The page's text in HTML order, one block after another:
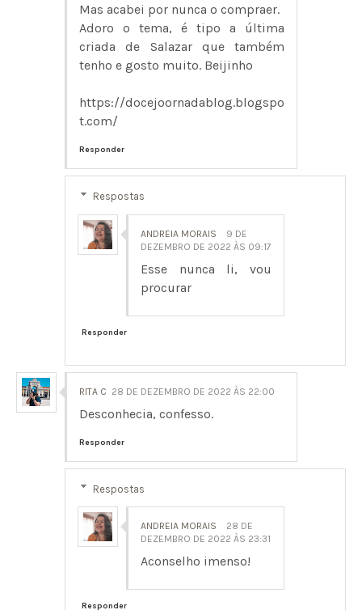
Mas acabei por nunca o compraer.
Adoro o tema, é tipo a última
criada de Salazar que também
tenho e gosto muito. Beijinho
https://docejoornadablog.blogspo
t.com/
Responder
Respostas
ANDREIA MORAIS
9 DE
DEZEMBRO DE 2022 ÀS 09:17
Esse nunca li, vou
procurar
Responder
RITA C 28 DE DEZEMBRO DE 2022 ÀS 22:00
Desconhecia, confesso.
Responder
Respostas
ANDREIA MORAIS
28 DE
DEZEMBRO DE 2022 ÀS 23:31
Aconselho imenso!
Responder